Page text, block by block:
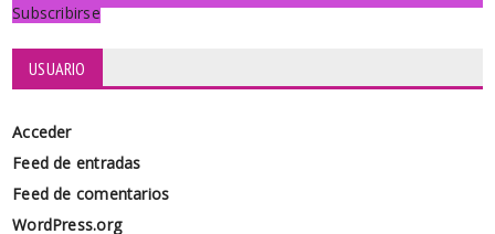
Subscribirse
USUARIO
Acceder
Feed de entradas
Feed de comentarios
WordPress.org